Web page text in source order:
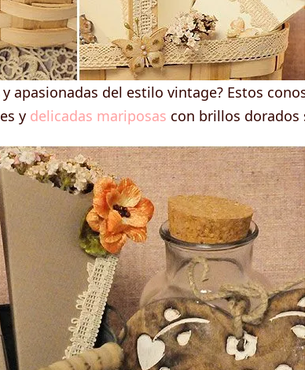
apasionadas del estilo vintage? Estos
y delicadas mariposas con brillos dorados